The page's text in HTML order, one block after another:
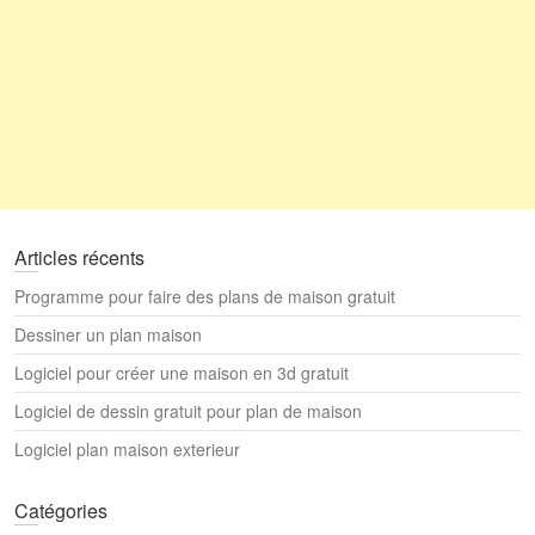
Articles récents
Programme pour faire des plans de maison gratuit
Dessiner un plan maison
Logiciel pour créer une maison en 3d gratuit
Logiciel de dessin gratuit pour plan de maison
Logiciel plan maison exterieur
Catégories